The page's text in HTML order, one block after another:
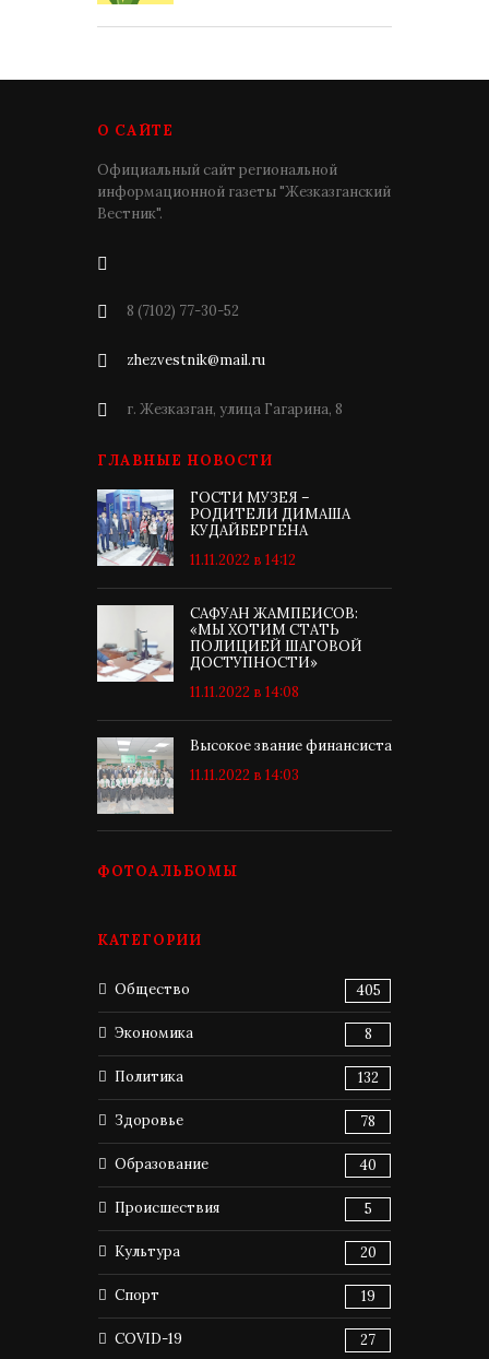
О САЙТЕ
Официальный сайт региональной
информационной газеты "Жезказганский
Вестник".
8 (7102) 77-30-52
zhezvestnik@mail.ru
г. Жезказган, улица Гагарина, 8
ГЛАВНЫЕ НОВОСТИ
ГОСТИ МУЗЕЯ –
РОДИТЕЛИ ДИМАША
КУДАЙБЕРГЕНА
11.11.2022 в 14:12
САФУАН ЖАМПЕИСОВ:
«МЫ ХОТИМ СТАТЬ
ПОЛИЦИЕЙ ШАГОВОЙ
ДОСТУПНОСТИ»
11.11.2022 в 14:08
Высокое звание финансиста
11.11.2022 в 14:03
ФОТОАЛЬБОМЫ
КАТЕГОРИИ
Общество 405
Экономика 8
Политика 132
Здоровье 78
Образование 40
Происшествия 5
Культура 20
Спорт 19
COVID-19 27